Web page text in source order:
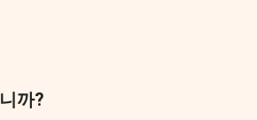
까?